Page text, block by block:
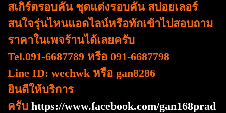
สเกิร์ตรอบคัน ชุดแต่งรอบคัน สปอยเลอร์
สนใจรุ่นไหนแอดไลน์หรือทักเข้าไปสอบถาม
ราคาในเพจร้านได้เลยครับ
Tel.091-6687789 หรือ 091-6687798
Line ID: wechwk หรือ gan8286
ยินดีให้บริการ
ครับ https://www.facebook.com/gan168prad